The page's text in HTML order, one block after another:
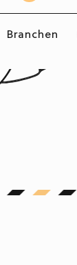
Branchen